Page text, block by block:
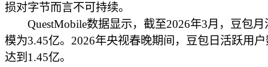
损对字节而言不可持续。
QuestMobile数据显示，截至2026年3月，豆包月
模为3.45亿。2026年央视春晚期间，豆包日活跃用
达到1.45亿。